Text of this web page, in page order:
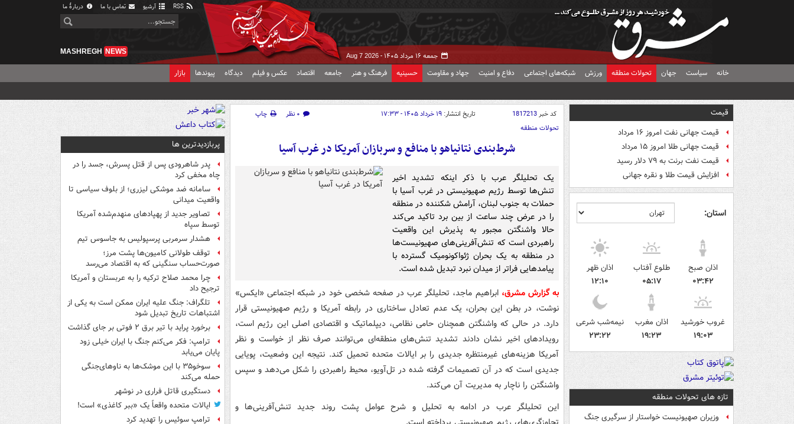
آرشیو تماس با ما دربارهٔ ما
جمعه ۱۶ مرداد ۱۴۰۵ - Aug 7 2026
MASHREGH NEWS
خانه سیاست جهان تحولات منطقه ورزش شبکه‌های اجتماعی دفاع و امنیت جهاد و مقاومت حسینیه فرهنگ و هنر جامعه اقتصاد عکس و فیلم دیدگاه پیوندها بازار
قیمت
قیمت جهانی نفت امروز ۱۶ مرداد
قیمت جهانی طلا امروز ۱۵ مرداد
قیمت نفت برنت به ۷۹ دلار رسید
افزایش قیمت طلا و نقره جهانی
استان:
اذان صبح
۰۳:۴۲
طلوع آفتاب
۰۵:۱۷
اذان ظهر
۱۲:۱۰
غروب خورشید
۱۹:۰۳
اذان مغرب
۱۹:۲۳
نیمه‌شب شرعی
۲۳:۲۲
تازه های تحولات منطقه
وزیران صهیونیست خواستار از سرگیری جنگ
کد خبر1817213 تاریخ انتشار: ۱۹ خرداد ۱۴۰۵ - ۱۷:۳۳ ۰ نظر
چاپ
تحولات منطقه
شرط‌بندی نتانیاهو با منافع و سربازان آمریکا در غرب آسیا
یک تحلیلگر عرب با ذکر اینکه تشدید اخیر
تنش‌ها توسط رژیم صهیونیستی در غرب آسیا با
حملات به جنوب لبنان، آرامش شکننده‌ در منطقه
را در عرض چند ساعت از بین برد تاکید می‌کند
حالا واشنگتن مجبور به پذیرش این واقعیت
راهبردی است که تنش‌آفرینی‌های صهیونیست‌ها
در منطقه به یک بحران ژئواکونومیک گسترده‌ با
پیامدهایی فراتر از میدان نبرد تبدیل شده است.
به گزارش مشرق، ابراهیم ماجد، تحلیلگر عرب در صفحه شخصی خود در شبکه اجتماعی «ایکس»
نوشت، در بطن این بحران، یک عدم تعادل ساختاری در رابطه آمریکا و رژیم صهیونیستی قرار
دارد. در حالی که واشنگتن همچنان حامی نظامی، دیپلماتیک و اقتصادی اصلی این رژیم است،
رویدادهای اخیر نشان دادند تشدید تنش‌های منطقه‌ای می‌توانند صرف نظر از خواست و نظر
آمریکا هزینه‌های غیرمنتظره جدیدی را بر ایالات متحده تحمیل کند. نتیجه این وضعیت، پویایی
جدیدی است که در آن تصمیمات گرفته شده در تل‌آویو، محیط راهبردی را شکل می‌دهد و سپس
واشنگتن را ناچار به مدیریت آن می‌کند.
این تحلیلگر عرب در ادامه به تحلیل و شرح عوامل پشت روند جدید تنش‌آفرینی‌ها و
پربازدیدترین ها
پدر شاهرودی پس از قتل پسرش، جسد را در
چاه مخفی کرد
سامانه ضد موشکی لیزری؛ از بلوف سیاسی تا
واقعیت میدانی
تصاویر جدید از پهپادهای منهدم‌شده آمریکا
توسط سپاه
هشدار سرمربی پرسپولیس به جاسوس تیم
توقف طولانی کامیون‌ها پشت مرز؛
صورت‌حساب سنگینی که به اقتصاد می‌رسد
چرا محمد صلاح ترکیه را به عربستان و آمریکا
ترجیح داد
تلگراف: جنگ علیه ایران ممکن است به یکی از
اشتباهات تاریخ تبدیل شود
برخورد پراید با تیر برق ۲ فوتی بر جای گذاشت
ترامپ: فکر می‌کنم جنگ با ایران خیلی زود
پایان می‌یابد
سوخو۳۵ با این موشک‌ها به ناوهای‌جنگی
حمله می‌کند
دستگیری قاتل فراری در نوشهر
ایالات متحده واقعاً یک «ببر کاغذی» است!
ترامپ سوئیس را تهدید کرد